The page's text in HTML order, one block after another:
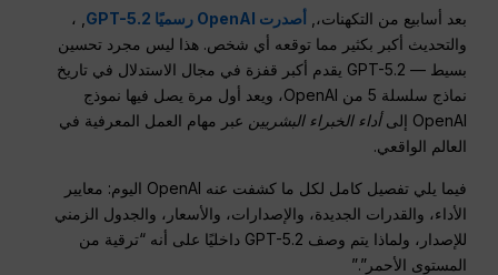
بعد أسابيع من التكهنات،, أصدرت OpenAI رسميًا GPT-5.2
, ،
والتحديث أكبر بكثير مما توقعه أي شخص. هذا ليس مجرد تحسين
بسيط — GPT-5.2 يقدم أكبر قفزة في مجال الاستدلال في تاريخ
نماذج سلسلة 5 من OpenAI، ويعد أول مرة يصل فيها نموذج
OpenAI إلى
أداء الخبراء البشريين عبر مهام العمل المعرفية في
العالم الواقعي.
فيما يلي تفصيل كامل لكل ما كشفت عنه OpenAI اليوم: معايير
الأداء، والقدرات الجديدة، والإصدارات، والأسعار، والجدول الزمني
للإصدار، ولماذا يتم وصف GPT-5.2 داخليًا على أنه “ترقية من
المستوى الأحمر”.”